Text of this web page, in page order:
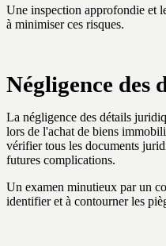
Une inspection approfondie et
à minimiser ces risques.
Négligence des
La négligence des détails
lors de l'achat de biens
vérifier tous les documents
futures complications.
Un examen minutieux par un
identifier et à contourner les